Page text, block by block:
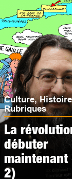
Culture,Histoire
Rubriques
La
débuter
2)